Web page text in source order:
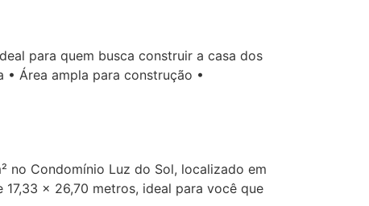
para quem busca construir a casa dos
Área ampla para construção •
no Condomínio Luz do Sol, localizado em
x 26,70 metros, ideal para você que